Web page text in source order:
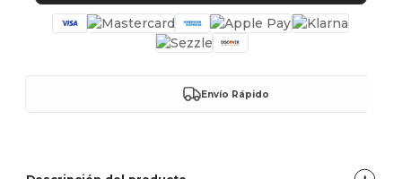
Envío Rápido